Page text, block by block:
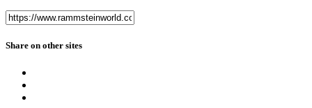
Share on other sites